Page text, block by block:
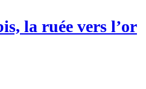
la ruée vers l’or